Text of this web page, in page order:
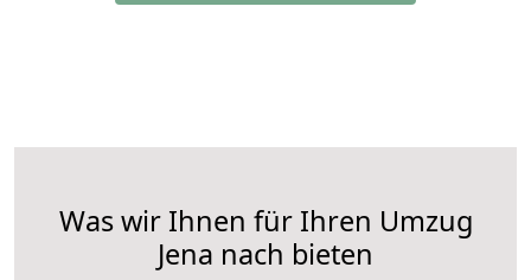
Was wir Ihnen für Ihren Umzug
Jena nach bieten